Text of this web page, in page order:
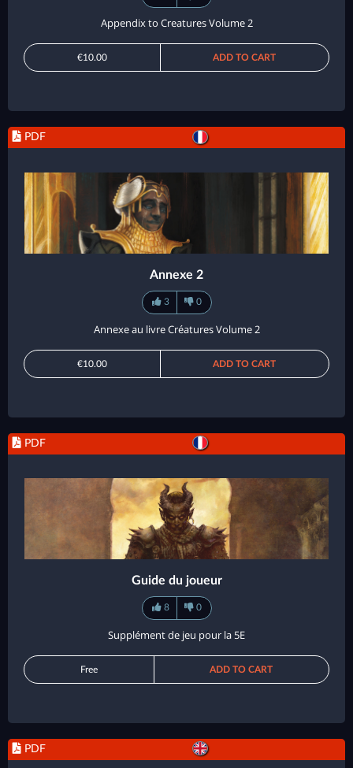
Appendix to Creatures Volume 2
€10.00 ADD TO CART
PDF
Annexe 2
3 0
Annexe au livre Créatures Volume 2
€10.00 ADD TO CART
PDF
Guide du joueur
8 0
Supplément de jeu pour la 5E
Free ADD TO CART
PDF